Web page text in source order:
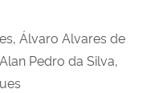
Álvaro Alvares de
Pedro da Silva,